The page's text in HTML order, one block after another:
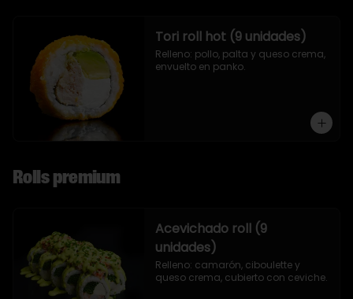
Tori roll hot (9 unidades)
Relleno: pollo, palta y queso crema,
envuelto en panko.
Rolls premium
Acevichado roll (9
unidades)
Relleno: camarón, ciboulette y
queso crema, cubierto con ceviche.